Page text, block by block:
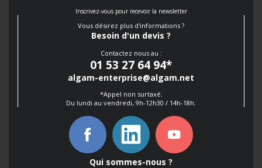
Inscrivez-vous pour recevoir la newsletter
Vous désirez plus d'informations ?
Besoin d'un devis ?
Contactez nous au :
01 53 27 64 94*
algam-enterprise@algam.net
*Appel non surtaxé.
Du lundi au vendredi, 9h-12h30 / 14h-18h.
Qui sommes-nous ?